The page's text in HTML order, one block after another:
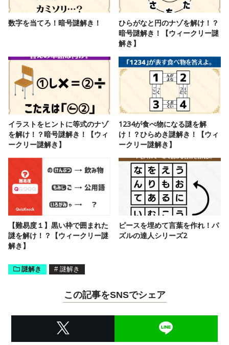
数字を当てろ！暗号謎解き！
ひらがなと円のナゾを解け！？
暗号謎解き！【ウィークリー謎
解き】
イラストをヒントに等式のナゾ
を解け！？暗号謎解き！【ウィ
ークリー謎解き】
1234が食べ物になる謎を解
け！？ひらめき謎解き！【ウィ
ークリー謎解き】
【難易度１】黒い枠で囲まれた
謎を解け！？【ウィークリー謎
解き】
ピースを埋めて言葉を作れ！パ
ズルの達人シリーズ2
謎解き # 謎解き
この記事をSNSでシェア